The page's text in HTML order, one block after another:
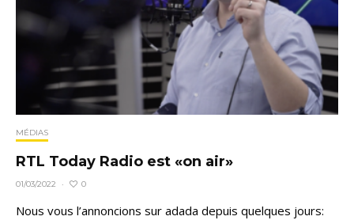
MÉDIAS
RTL Today Radio est «on air»
01/03/2022 · 0
Nous vous l’annoncions sur adada depuis quelques jours: